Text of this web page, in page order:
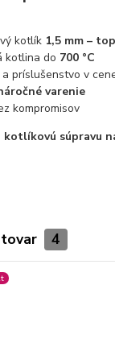
kotlík 1,5 mm –
kotlina do 700 °C
príslušenstvo v
varenie
kompromisov
kotlíkovú súpravu
tovar 4